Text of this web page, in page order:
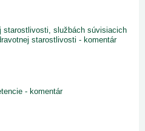
starostlivosti, službách súvisiacich
starostlivosti - komentár
- komentár